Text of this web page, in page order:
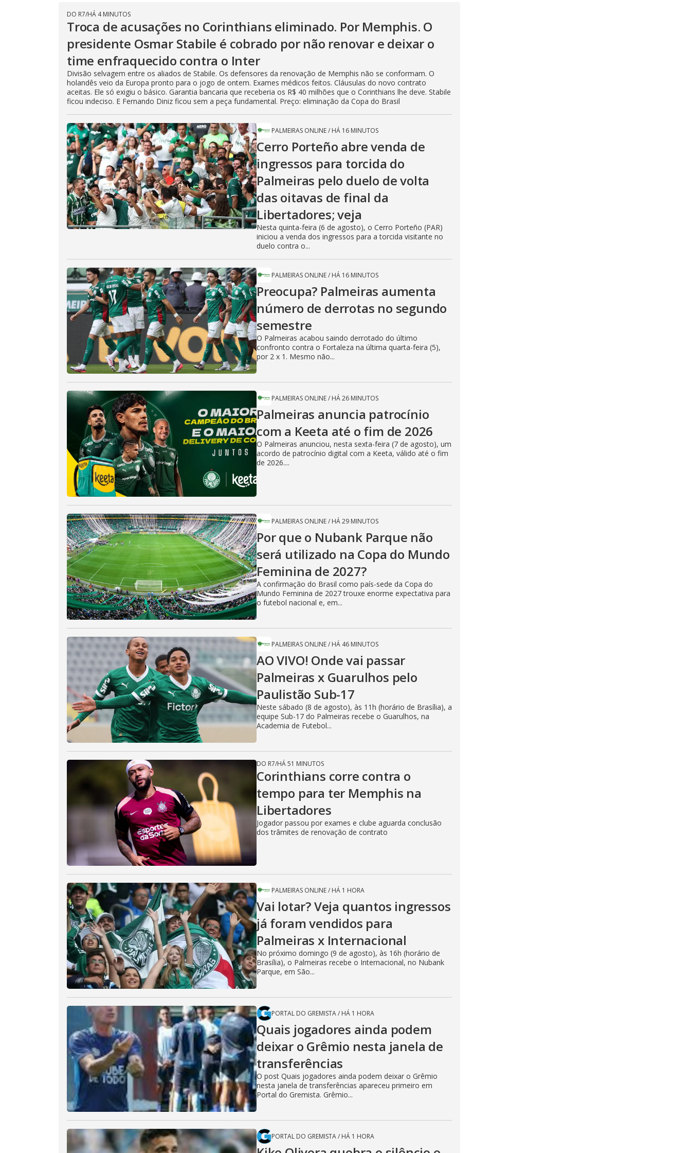
V
i
d
e
o
DO R7/HÁ 4 MINUTOS
Troca de acusações no Corinthians eliminado. Por Memphis. O
presidente Osmar Stabile é cobrado por não renovar e deixar o
time enfraquecido contra o Inter
Divisão selvagem entre os aliados de Stabile. Os defensores da renovação de Memphis não se conformam. O
holandês veio da Europa pronto para o jogo de ontem. Exames médicos feitos. Cláusulas do novo contrato
aceitas. Ele só exigiu o básico. Garantia bancaria que receberia os R$ 40 milhões que o Corinthians lhe deve. Stabile
ficou indeciso. E Fernando Diniz ficou sem a peça fundamental. Preço: eliminação da Copa do Brasil
PALMEIRAS ONLINE/ HÁ 16 MINUTOS
Cerro Porteño abre venda de
ingressos para torcida do
Palmeiras pelo duelo de volta
das oitavas de final da
Libertadores; veja
Nesta quinta-feira (6 de agosto), o Cerro Porteño (PAR)
iniciou a venda dos ingressos para a torcida visitante no
duelo contra o...
PALMEIRAS ONLINE/ HÁ 16 MINUTOS
Preocupa? Palmeiras aumenta
número de derrotas no segundo
semestre
O Palmeiras acabou saindo derrotado do último
confronto contra o Fortaleza na última quarta-feira (5),
por 2 x 1. Mesmo não...
PALMEIRAS ONLINE/ HÁ 26 MINUTOS
Palmeiras anuncia patrocínio
com a Keeta até o fim de 2026
O Palmeiras anunciou, nesta sexta-feira (7 de agosto), um
acordo de patrocínio digital com a Keeta, válido até o fim
de 2026....
PALMEIRAS ONLINE/ HÁ 29 MINUTOS
Por que o Nubank Parque não
será utilizado na Copa do Mundo
Feminina de 2027?
A confirmação do Brasil como país-sede da Copa do
Mundo Feminina de 2027 trouxe enorme expectativa para
o futebol nacional e, em...
PALMEIRAS ONLINE/ HÁ 46 MINUTOS
AO VIVO! Onde vai passar
Palmeiras x Guarulhos pelo
Paulistão Sub-17
Neste sábado (8 de agosto), às 11h (horário de Brasília), a
equipe Sub-17 do Palmeiras recebe o Guarulhos, na
Academia de Futebol...
DO R7/HÁ 51 MINUTOS
Corinthians corre contra o
tempo para ter Memphis na
Libertadores
Jogador passou por exames e clube aguarda conclusão
dos trâmites de renovação de contrato
PALMEIRAS ONLINE/ HÁ 1 HORA
Vai lotar? Veja quantos ingressos
já foram vendidos para
Palmeiras x Internacional
No próximo domingo (9 de agosto), às 16h (horário de
Brasília), o Palmeiras recebe o Internacional, no Nubank
Parque, em São...
PORTAL DO GREMISTA/ HÁ 1 HORA
Quais jogadores ainda podem
deixar o Grêmio nesta janela de
transferências
O post Quais jogadores ainda podem deixar o Grêmio
nesta janela de transferências apareceu primeiro em
Portal do Gremista. Grêmio...
PORTAL DO GREMISTA/ HÁ 1 HORA